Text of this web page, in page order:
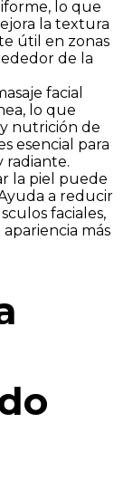
lo que
la textura
útil en zonas
de la
facial
lo que
nutrición de
esencial para
radiante.
la piel puede
a reducir
faciales,
más